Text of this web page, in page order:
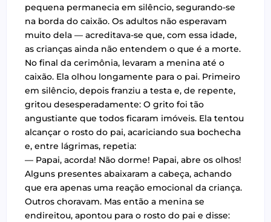
pequena permanecia em silêncio, segurando-se
na borda do caixão. Os adultos não esperavam
muito dela — acreditava-se que, com essa idade,
as crianças ainda não entendem o que é a morte.
No final da cerimônia, levaram a menina até o
caixão. Ela olhou longamente para o pai. Primeiro
em silêncio, depois franziu a testa e, de repente,
gritou desesperadamente: O grito foi tão
angustiante que todos ficaram imóveis. Ela tentou
alcançar o rosto do pai, acariciando sua bochecha
e, entre lágrimas, repetia:
— Papai, acorda! Não dorme! Papai, abre os olhos!
Alguns presentes abaixaram a cabeça, achando
que era apenas uma reação emocional da criança.
Outros choravam. Mas então a menina se
endireitou, apontou para o rosto do pai e disse: